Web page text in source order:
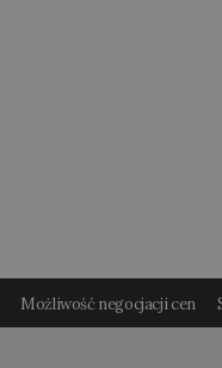
Możliwość negocjacji cen